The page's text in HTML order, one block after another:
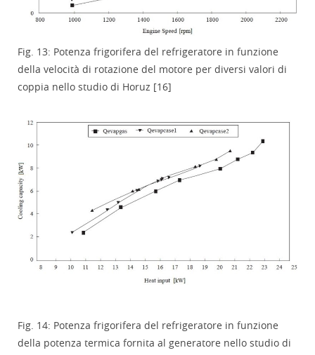
Fig. 13: Potenza frigorifera del refrigeratore in funzione
della velocità di rotazione del motore per diversi valori di
coppia nello studio di Horuz [16]
Fig. 14: Potenza frigorifera del refrigeratore in funzione
della potenza termica fornita al generatore nello studio di